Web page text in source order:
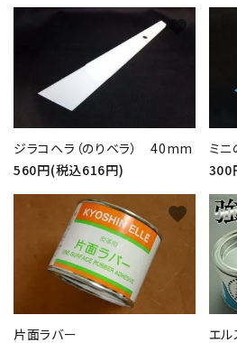
ジラコヘラ（のりベラ） 40mm
560円(税込616円)
favorite
ミ
300
片面ラバー
favorite
エル